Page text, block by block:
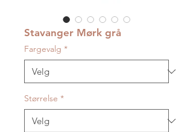
Stavanger Mørk grå
Fargevalg *
Størrelse *